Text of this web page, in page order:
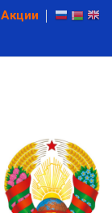
Акции